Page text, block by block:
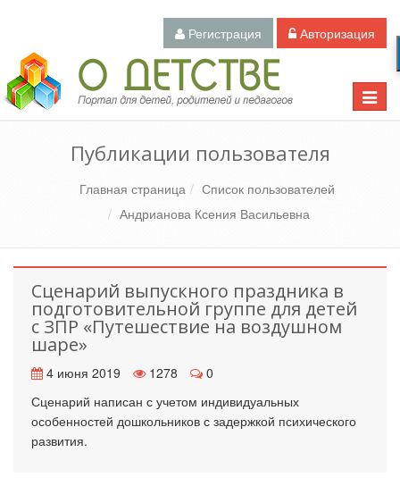
Регистрация Авторизация
Toggle
Педагогический портал «О детстве»
Публикации пользователя
Главная страница
Список пользователей
Андрианова Ксения Васильевна
Сценарий выпускного праздника в
подготовительной группе для детей
с ЗПР «Путешествие на воздушном
шаре»
4 июня 2019 1278
0
Сценарий написан с учетом индивидуальных
особенностей дошкольников с задержкой психического
развития.